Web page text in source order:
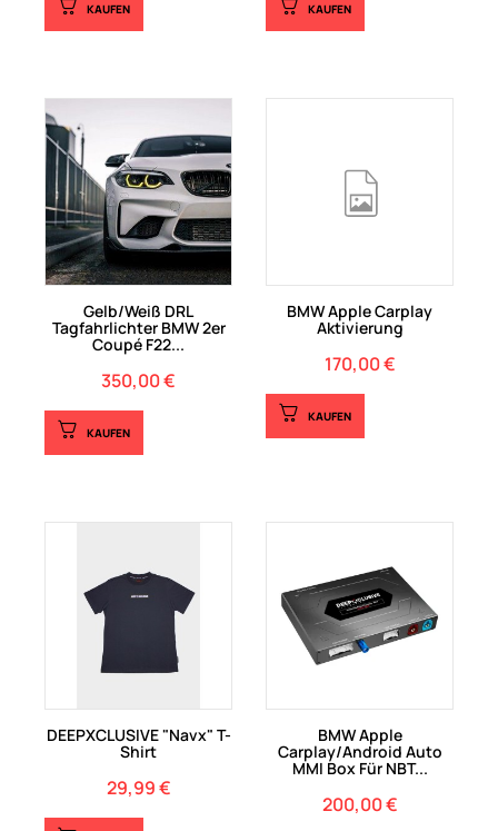
KAUFEN KAUFEN
Gelb/Weiß DRL
Tagfahrlichter BMW 2er
Coupé F22...
Preis
350,00 €
KAUFEN
BMW Apple Carplay
Aktivierung
Preis
170,00 €
KAUFEN
DEEPXCLUSIVE "Navx" T-
Shirt
Preis
29,99 €
BMW Apple
Carplay/Android Auto
MMI Box Für NBT...
Preis
200,00 €